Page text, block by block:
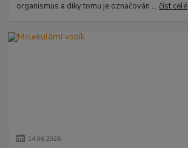
organismus a díky tomu je označován ...číst celé
14.06.2026